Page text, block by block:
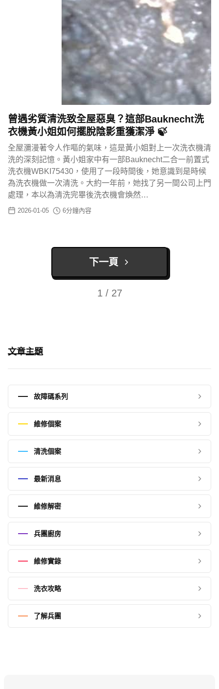
曾遇劣質清洗致全屋惡臭？這部Bauknecht洗
衣機黃小姐如何擺脫陰影重獲潔淨 🍃
全屋瀰漫著令人作嘔的氣味，這是黃小姐對上一次洗衣機清
洗的深刻記憶。黃小姐家中有一部Bauknecht二合一前置式
洗衣機WBKI75430，使用了一段時間後，她意識到是時候
為洗衣機做一次清洗。大約一年前，她找了另一間公司上門
處理，本以為清洗完畢後洗衣機會煥然…
2026-01-05 6分鐘內容
下一頁
1 / 27
文章主題
故障碼系列
維修個案
清洗個案
最新消息
維修解密
兵團廚房
維修實錄
洗衣攻略
了解兵團